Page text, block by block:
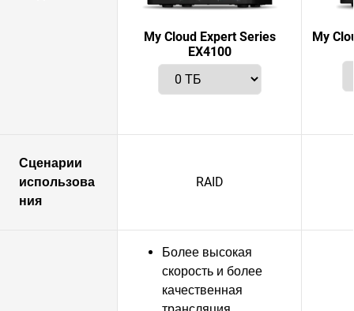
My Cloud Expert Series
EX4100
My
Сценарии
использова
ния
RAID
Более высокая
скорость и более
качественная